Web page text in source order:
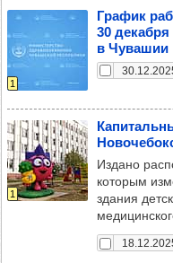
1
Гра­фик
30 декабря
в Чува­шии
1
Издано
которым
здания